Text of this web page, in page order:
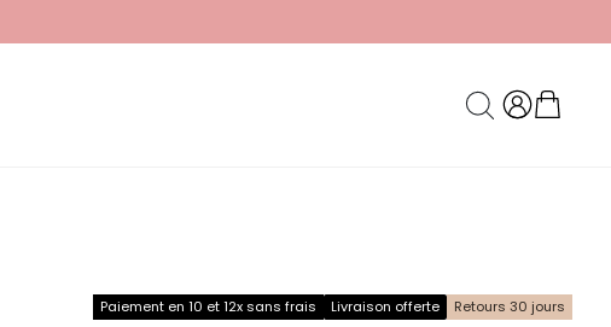
Paiement en 10 et 12x sans frais Livraison offerte Retours 30 jours